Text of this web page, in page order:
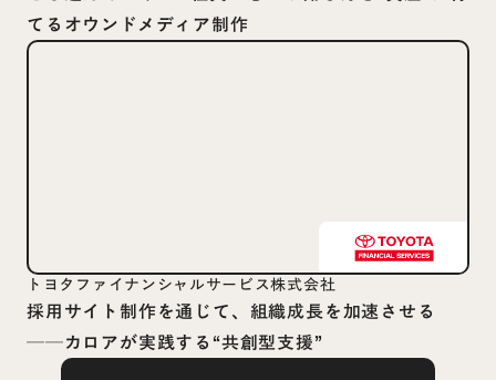
てるオウンドメディア制作
トヨタファイナンシャルサービス株式会社
採用サイト制作を通じて、組織成長を加速させる
──カロアが実践する“共創型支援”